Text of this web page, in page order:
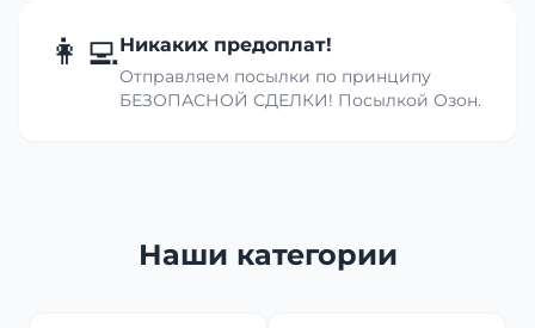
👩‍💻Никаких предоплат!
Отправляем посылки по принципу
БЕЗОПАСНОЙ СДЕЛКИ! Посылкой Озон.
Наши категории